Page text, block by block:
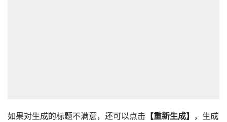
如果对生成的标题不满意，还可以点击 【重新生成】
，生成